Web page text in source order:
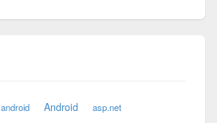
android Android asp.net